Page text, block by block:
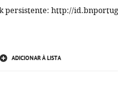
persistente: http://
ADICIONAR À LISTA